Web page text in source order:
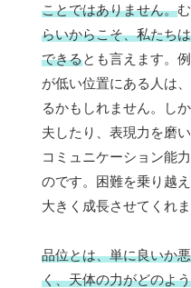
ことではありません。
らいからこそ、私たち
できるとも言えます。
が低い位置にある人は
るかもしれません。し
夫したり、表現力を磨
コミュニケーション能
のです。困難を乗り越
大きく成長させてくれま
品位とは、単に良いか
く、天体の力がどのよ